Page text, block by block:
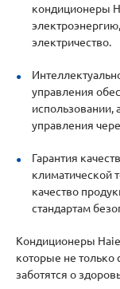
кондиционеры
электричество.
управления
использовании,
управления
Гарантия
климатической
качество
стандартам
Кондиционеры
которые не
заботятся о